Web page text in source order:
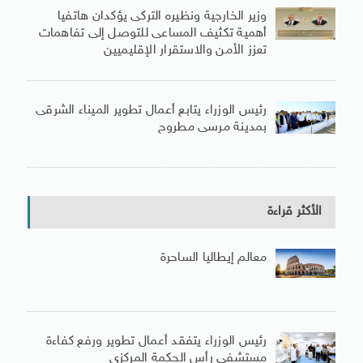
وزير الخارجية ونظيره التركى يؤكدان هاتفيا
أهمية تكثيف المساعى للتوصل إلى تفاهمات
تعزز الأمن والاستقرار الإقليميين
رئيس الوزراء يتابع أعمال تطوير الميناء الشرقى
بمدينة مرسى مطروح
الأكثر قراءة
معالم إيطاليا الساحرة
رئيس الوزراء يتفقد أعمال تطوير ورفع كفاءة
مستشفى رأس الحكمة المركزى